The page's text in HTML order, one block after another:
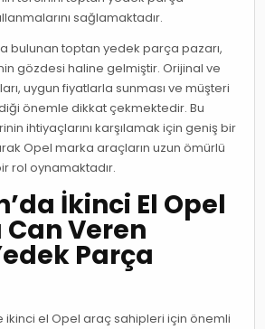
sağlamaktadır.
bulunan toptan yedek parça pazarı,
gözdesi haline gelmiştir. Orijinal ve
uygun fiyatlarla sunması ve müşteri
önemle dikkat çekmektedir. Bu
ihtiyaçlarını karşılamak için geniş bir
Opel marka araçların uzun ömürlü
rol oynamaktadır.
İkinci El Opel
Veren
Parça
ikinci el Opel araç sahipleri için önemli